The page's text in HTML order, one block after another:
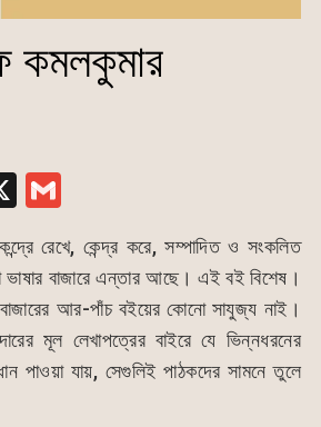
কমলকুমার
X G
ai
l
রেখে, কেন্দ্র করে, সম্পাদিত ও সংকলিত
ভাষার বাজারে এন্তার আছে। এই বই বিশেষ।
আর-পাঁচ বইয়ের কোনো সাযুজ্য নাই।
মূল লেখাপত্রের বাইরে যে ভিন্নধরনের
পাওয়া যায়, সেগুলিই পাঠকদের সামনে তুলে